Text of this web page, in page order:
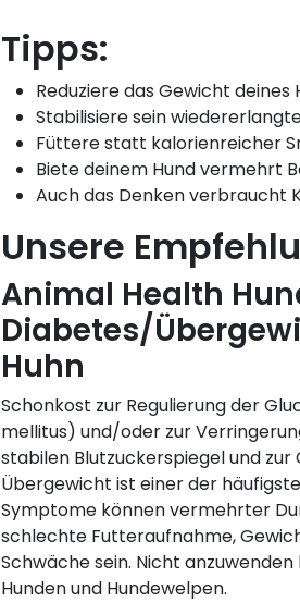
Tipps:
Reduziere das Gewicht
Stabilisiere sein
Füttere statt kalorienreicher
Biete deinem Hund vermehrt
Auch das Denken verbraucht
Unsere
Animal Health
Diabetes/
Huhn
Schonkost zur Regulierung der
mellitus) und/oder zur
stabilen Blutzuckerspiegel und
Übergewicht ist einer der
Symptome können vermehrter
schlechte Futteraufnahme,
Schwäche sein. Nicht
Hunden und Hundewelpen.